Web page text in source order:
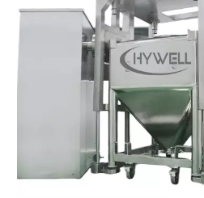
fərdiləşdirilmiş sənaye
olmasından asılı olmayaraq,
uyğun çevik həllər təqdim edir.